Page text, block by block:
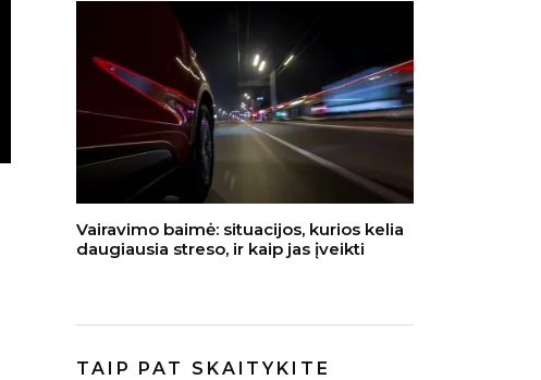
Vairavimo baimė: situacijos, kurios kelia
daugiausia streso, ir kaip jas įveikti
TAIP PAT SKAITYKITE